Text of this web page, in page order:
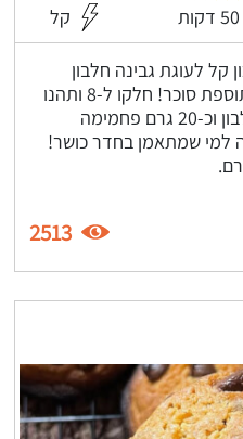
50 דקות קל
קל לעוגת גבינה חלבון
אפויה מופחתת קלוריות ללא תוספת סוכר! חלקו ל-8 ותהנו
מכ-250 קלוריות, כ-20 גרם חלבון וכ-20 גרם פחמימה
למי שמתאמן בחדר כושר!
2513